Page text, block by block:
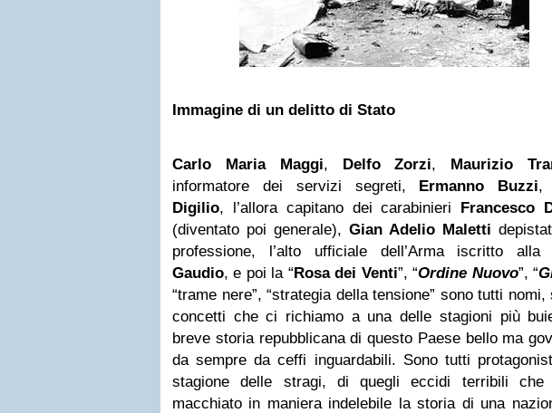
Immagine di un delitto di Stato
Carlo Maria Maggi, Delfo Zorzi, Maurizio
informatore dei servizi segreti, Ermanno Buzzi
Digilio, l’allora capitano dei carabinieri Francesco
(diventato poi generale), Gian Adelio Maletti
professione, l’alto ufficiale dell’Arma iscritto alla
Gaudio, e poi la “Rosa dei Venti”, “Ordine Nuovo”, “
“trame nere”, “strategia della tensione” sono tutti nomi,
concetti che ci richiamo a una delle stagioni più
breve storia repubblicana di questo Paese bello ma
da sempre da ceffi inguardabili. Sono tutti
stagione delle stragi, di quegli eccidi terribili che
macchiato in maniera indelebile la storia di una